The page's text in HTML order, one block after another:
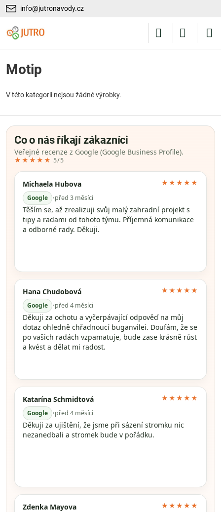
info@jutronavody.cz
Motip
V této kategorii nejsou žádné výrobky.
Co o nás říkají zákazníci
Veřejné recenze z Google (Google Business Profile).
★★★★★ 5/5
Michaela Hubova
Google •před 3 měsíci
★★★★★
Těším se, až zrealizuji svůj malý zahradní projekt s
tipy a radami od tohoto týmu. Příjemná komunikace
a odborné rady. Děkuji.
Hana Chudobová
Google •před 4 měsíci
★★★★★
Děkuji za ochotu a vyčerpávající odpověď na můj
dotaz ohledně chřadnoucí buganvilei. Doufám, že se
po vašich radách vzpamatuje, bude zase krásně růst
a kvést a dělat mi radost.
Katarína Schmidtová
Google •před 4 měsíci
★★★★★
Děkuji za ujištění, že jsme při sázení stromku nic
nezanedbali a stromek bude v pořádku.
Zdenka Mayova ★★★★★